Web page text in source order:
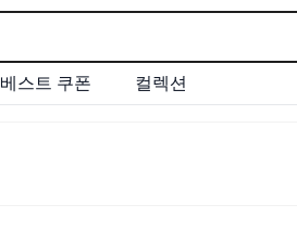
베스트 쿠폰 컬렉션